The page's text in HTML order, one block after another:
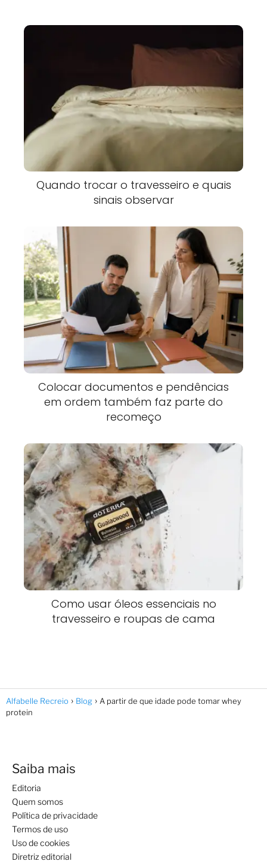
Quando trocar o travesseiro e quais
sinais observar
Colocar documentos e pendências
em ordem também faz parte do
recomeço
Como usar óleos essenciais no
travesseiro e roupas de cama
Alfabelle Recreio Blog
A partir de que idade pode tomar whey
protein
Saiba mais
Editoria
Quem somos
Política de privacidade
Termos de uso
Uso de cookies
Diretriz editorial